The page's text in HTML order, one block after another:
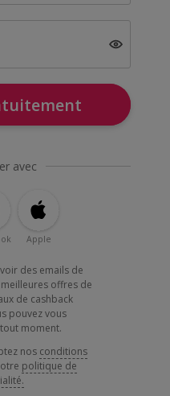
avec
Apple
des emails de
offres de
de cashback
pouvez vous
moment.
nos conditions
politique de